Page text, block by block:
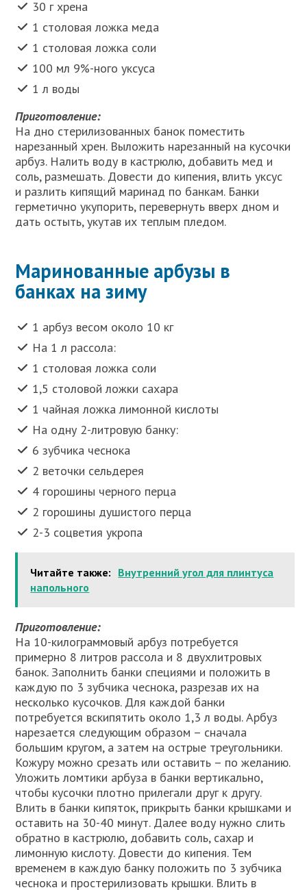
30 г хрена
1 столовая ложка меда
1 столовая ложка соли
100 мл 9%-ного уксуса
1 л воды
Приготовление:
На дно стерилизованных банок поместить
нарезанный хрен. Выложить нарезанный на кусочки
арбуз. Налить воду в кастрюлю, добавить мед и
соль, размешать. Довести до кипения, влить уксус
и разлить кипящий маринад по банкам. Банки
герметично укупорить, перевернуть вверх дном и
дать остыть, укутав их теплым пледом.
Маринованные арбузы в
банках на зиму
1 арбуз весом около 10 кг
На 1 л рассола:
1 столовая ложка соли
1,5 столовой ложки сахара
1 чайная ложка лимонной кислоты
На одну 2-литровую банку:
6 зубчика чеснока
2 веточки сельдерея
4 горошины черного перца
2 горошины душистого перца
2-3 соцветия укропа
Читайте также: Внутренний угол для плинтуса
напольного
Приготовление:
На 10-килограммовый арбуз потребуется
примерно 8 литров рассола и 8 двухлитровых
банок. Заполнить банки специями и положить в
каждую по 3 зубчика чеснока, разрезав их на
несколько кусочков. Для каждой банки
потребуется вскипятить около 1,3 л воды. Арбуз
нарезается следующим образом – сначала
большим кругом, а затем на острые треугольники.
Кожуру можно срезать или оставить – по желанию.
Уложить ломтики арбуза в банки вертикально,
чтобы кусочки плотно прилегали друг к другу.
Влить в банки кипяток, прикрыть банки крышками и
оставить на 30-40 минут. Далее воду нужно слить
обратно в кастрюлю, добавить соль, сахар и
лимонную кислоту. Довести до кипения. Тем
временем в каждую банку положить по 3 зубчика
чеснока и простерилизовать крышки. Влить в